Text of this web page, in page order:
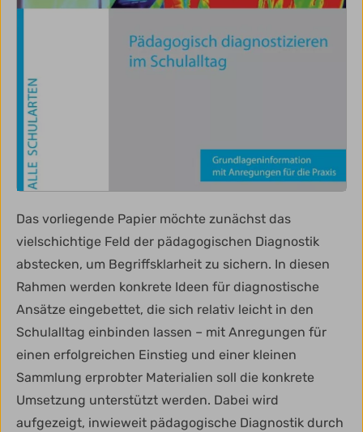
Das vorliegende Papier möchte zunächst das
vielschichtige Feld der pädagogischen Diagnostik
abstecken, um Begriffsklarheit zu sichern. In diesen
Rahmen werden konkrete Ideen für diagnostische
Ansätze eingebettet, die sich relativ leicht in den
Schulalltag einbinden lassen – mit Anregungen für
einen erfolgreichen Einstieg und einer kleinen
Sammlung erprobter Materialien soll die konkrete
Umsetzung unterstützt werden. Dabei wird
aufgezeigt, inwieweit pädagogische Diagnostik durch